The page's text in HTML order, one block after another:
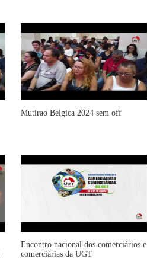
Mutirao Belgica 2024 sem off
Encontro nacional dos comerciários e
comerciárias da UGT